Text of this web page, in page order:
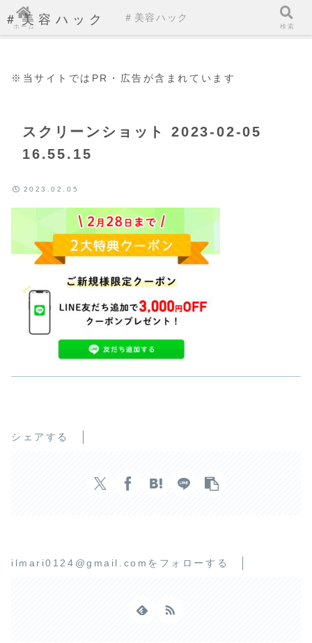
＃美容ハック
※当サイトではPR・広告が含まれています
スクリーンショット 2023-02-05
16.55.15
2023.02.05
シェアする
ilmari0124@gmail.comをフォローする
ホーム
＃美容ハック
検索